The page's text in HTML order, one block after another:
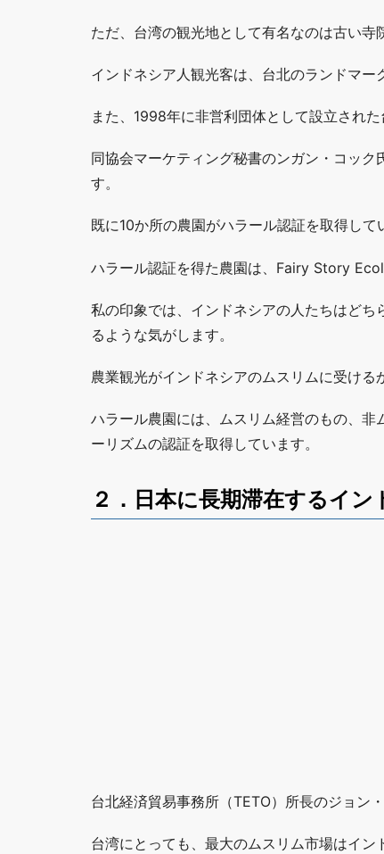
ただ、台湾の観光地として有名なのは古い寺
インドネシア人観光客は、台北のランドマー
また、1998年に非営利団体として設立され
同協会マーケティング秘書のンガン・コッ
す。
既に10か所の農園がハラール認証を取得して
ハラール認証を得た農園は、Fairy Story
私の印象では、インドネシアの人たちはど
るような気がします。
農業観光がインドネシアのムスリムに受ける
ハラール農園には、ムスリム経営のもの、
ーリズムの認証を取得しています。
２．日本に長期滞在するイ
台北経済貿易事務所（TETO）所長のジョン
台湾にとっても、最大のムスリム市場はイン